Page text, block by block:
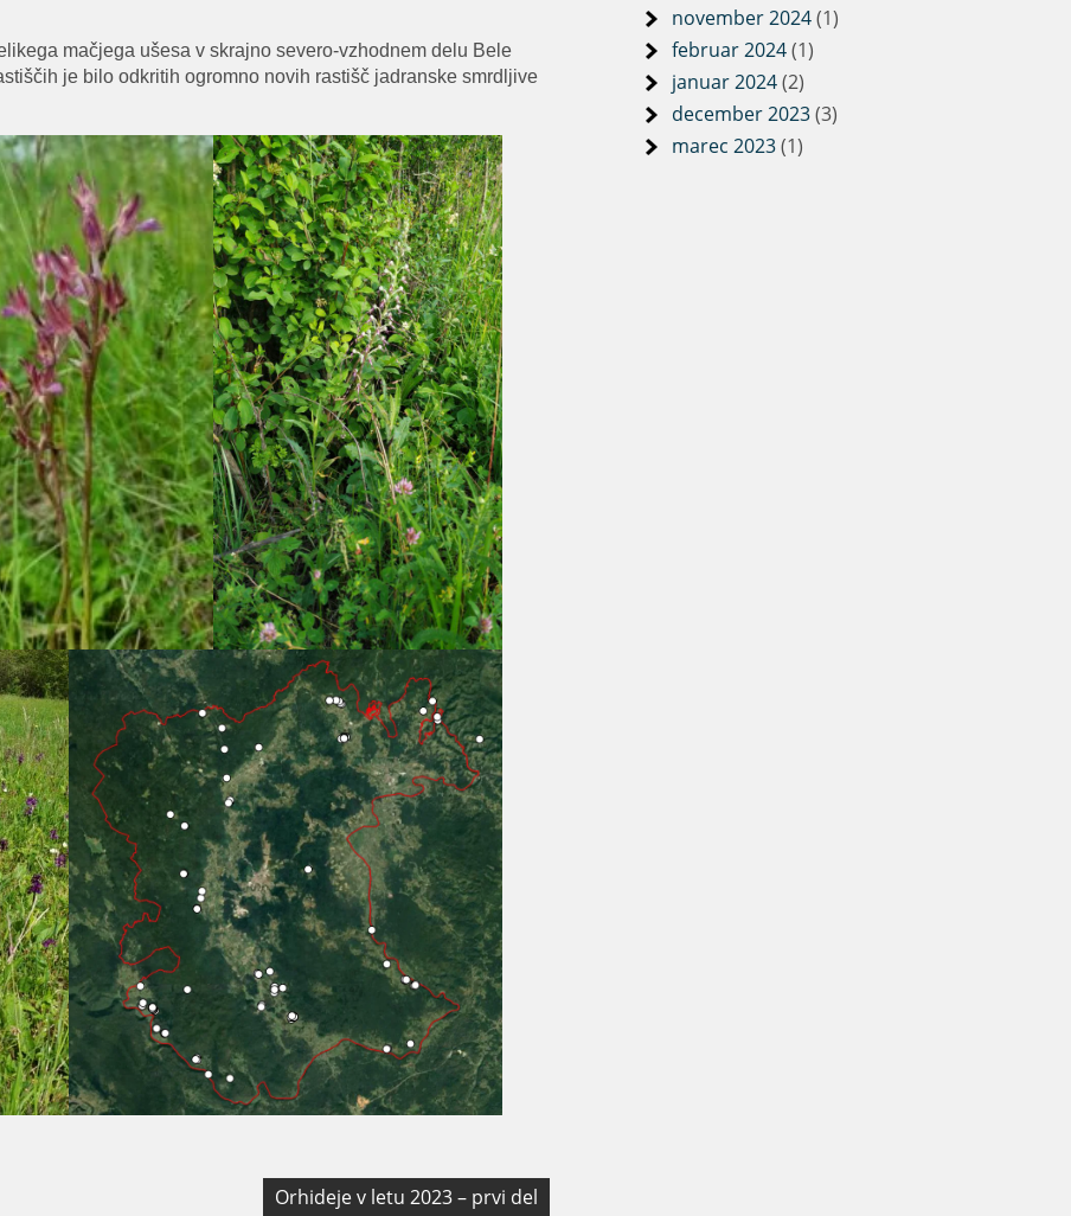
mačjega ušesa v skrajno severo-vzhodnem delu Bele
je bilo odkritih ogromno novih rastišč jadranske smrdljive
Orhideje v letu 2023 – prvi del
november 2024(1)
februar 2024(1)
januar 2024(2)
december 2023(3)
marec 2023(1)